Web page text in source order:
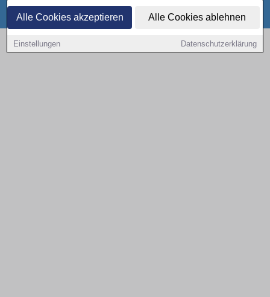
Alle Cookies akzeptieren Alle Cookies ablehnen
Einstellungen Datenschutzerklärung
Datenschutz Cookies
Copyright © 2000 - 2026 | 1A Infosysteme GmbH | Content by: 1a-sites-autos